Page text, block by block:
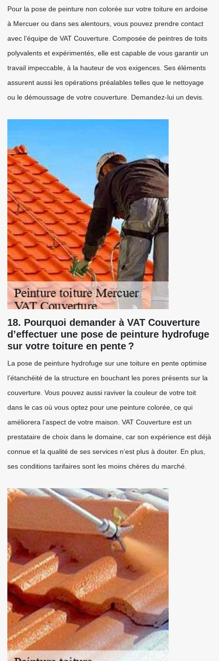
Pour la pose de peinture non colorée sur votre toiture en ardoise
à Mercuer ou dans ses alentours, vous pouvez prendre contact
avec l’équipe de VAT Couverture. Composée de peintres de toits
polyvalents et expérimentés, elle est capable de vous garantir un
travail impeccable, à la hauteur de vos exigences. Ses éléments
assurent aussi les opérations préalables telles que le nettoyage
ou le démoussage de votre couverture. Demandez-lui un devis.
18. Pourquoi demander à VAT Couverture
d’effectuer une pose de peinture hydrofuge
sur votre toiture en pente ?
La pose de peinture hydrofuge sur une toiture en pente optimise
l’étanchéité de la structure en bouchant les pores présents sur la
couverture. Vous pouvez aussi raviver la couleur de votre toit
dans le cas où vous optez pour une peinture colorée, ce qui
améliorera l’aspect de votre maison. VAT Couverture est un
prestataire de choix dans le domaine, car son expérience est déjà
connue et la qualité de ses services n’est plus à douter. En plus,
ses conditions tarifaires sont les moins chères du marché.